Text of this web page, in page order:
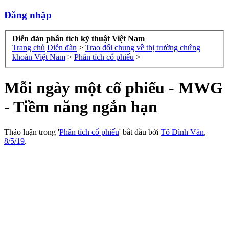
Đăng nhập
Diễn đàn phân tích kỹ thuật Việt Nam
Trang chủ Diễn đàn > Trao đổi chung về thị trường chứng
khoán Việt Nam > Phân tích cổ phiếu >
Mỗi ngày một cổ phiếu - MWG
- Tiềm năng ngắn hạn
Thảo luận trong 'Phân tích cổ phiếu' bắt đầu bởi Tô Đình Văn,
8/5/19.